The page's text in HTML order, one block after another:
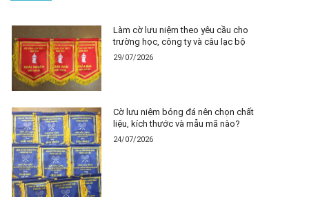
Làm cờ lưu niệm theo yêu cầu cho
trường học, công ty và câu lạc bộ
29/07/2026
Cờ lưu niệm bóng đá nên chọn chất
liệu, kích thước và mẫu mã nào?
24/07/2026